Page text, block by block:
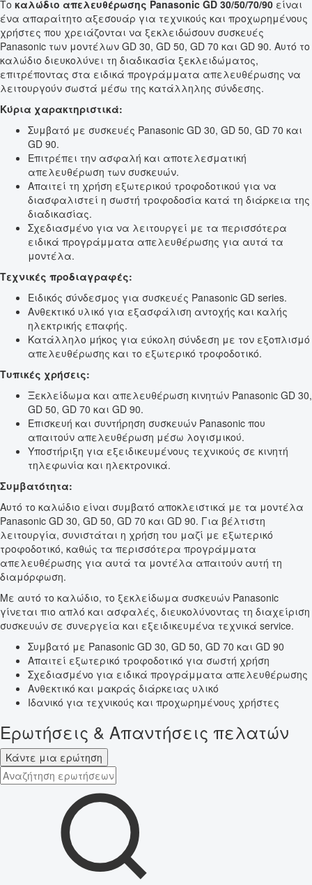
Το καλώδιο απελευθέρωσης Panasonic GD 30/50/70/90 είναι
ένα απαραίτητο αξεσουάρ για τεχνικούς και προχωρημένους
χρήστες που χρειάζονται να ξεκλειδώσουν συσκευές
Panasonic των μοντέλων GD 30, GD 50, GD 70 και GD 90. Αυτό το
καλώδιο διευκολύνει τη διαδικασία ξεκλειδώματος,
επιτρέποντας στα ειδικά προγράμματα απελευθέρωσης να
λειτουργούν σωστά μέσω της κατάλληλης σύνδεσης.
Κύρια χαρακτηριστικά:
Συμβατό με συσκευές Panasonic GD 30, GD 50, GD 70 και
GD 90.
Επιτρέπει την ασφαλή και αποτελεσματική
απελευθέρωση των συσκευών.
Απαιτεί τη χρήση εξωτερικού τροφοδοτικού για να
διασφαλιστεί η σωστή τροφοδοσία κατά τη διάρκεια της
διαδικασίας.
Σχεδιασμένο για να λειτουργεί με τα περισσότερα
ειδικά προγράμματα απελευθέρωσης για αυτά τα
μοντέλα.
Τεχνικές προδιαγραφές:
Ειδικός σύνδεσμος για συσκευές Panasonic GD series.
Ανθεκτικό υλικό για εξασφάλιση αντοχής και καλής
ηλεκτρικής επαφής.
Κατάλληλο μήκος για εύκολη σύνδεση με τον εξοπλισμό
απελευθέρωσης και το εξωτερικό τροφοδοτικό.
Τυπικές χρήσεις:
Ξεκλείδωμα και απελευθέρωση κινητών Panasonic GD 30,
GD 50, GD 70 και GD 90.
Επισκευή και συντήρηση συσκευών Panasonic που
απαιτούν απελευθέρωση μέσω λογισμικού.
Υποστήριξη για εξειδικευμένους τεχνικούς σε κινητή
τηλεφωνία και ηλεκτρονικά.
Συμβατότητα:
Αυτό το καλώδιο είναι συμβατό αποκλειστικά με τα μοντέλα
Panasonic GD 30, GD 50, GD 70 και GD 90. Για βέλτιστη
λειτουργία, συνιστάται η χρήση του μαζί με εξωτερικό
τροφοδοτικό, καθώς τα περισσότερα προγράμματα
απελευθέρωσης για αυτά τα μοντέλα απαιτούν αυτή τη
διαμόρφωση.
Με αυτό το καλώδιο, το ξεκλείδωμα συσκευών Panasonic
γίνεται πιο απλό και ασφαλές, διευκολύνοντας τη διαχείριση
συσκευών σε συνεργεία και εξειδικευμένα τεχνικά service.
Συμβατό με Panasonic GD 30, GD 50, GD 70 και GD 90
Απαιτεί εξωτερικό τροφοδοτικό για σωστή χρήση
Σχεδιασμένο για ειδικά προγράμματα απελευθέρωσης
Ανθεκτικό και μακράς διάρκειας υλικό
Ιδανικό για τεχνικούς και προχωρημένους χρήστες
Ερωτήσεις & Απαντήσεις πελατών
Κάντε μια ερώτηση